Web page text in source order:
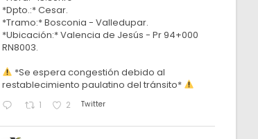
*Dpto.:* Cesar.
*Tramo:* Bosconia - Valledupar.
*Ubicación:* Valencia de Jesús - Pr 94+000
RN8003.
*Se espera congestión debido al
restablecimiento paulatino del tránsito*
1 2 Twitter